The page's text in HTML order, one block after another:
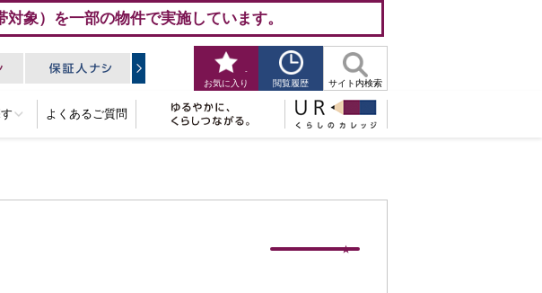
象）を一部の物件で実施しています。
お気に入り
-
閲覧履歴 サイト内検索
よくあるご質問